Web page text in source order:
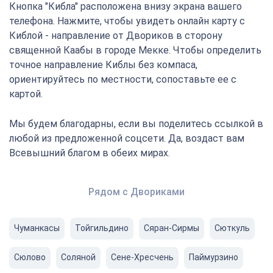
Кнопка "Кибла" расположена внизу экрана вашего
телефона. Нажмите, чтобы увидеть онлайн карту с
Киблой - направление от Двориков в сторону
священной Каабы в городе Мекке. Чтобы определить
точное направление Киблы без компаса,
ориентируйтесь по местности, сопоставьте ее с
картой.
Мы будем благодарны, если вы поделитесь ссылкой в
любой из предложенной соцсети. Да, воздаст вам
Всевышний благом в обеих мирах.
Рядом с Двориками
Чуманкасы Тойгильдино Сяран-Сирмы Сюткуль
Сюлово Соляной Сене-Хресчень Паймурзино